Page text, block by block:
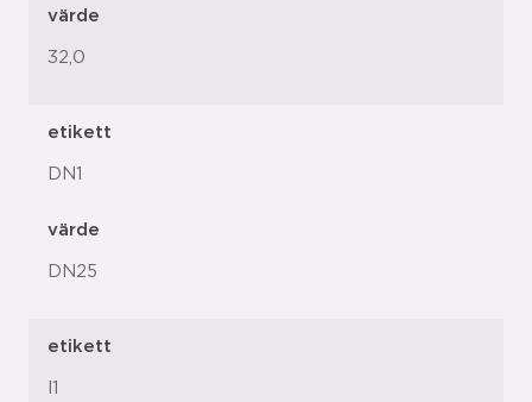
värde
32,0
etikett
DN1
värde
DN25
etikett
l1